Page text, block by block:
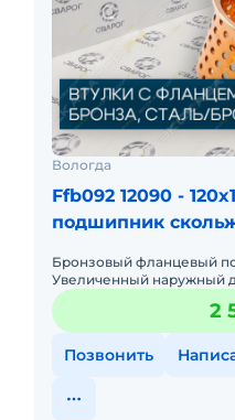
Вологда
Ffb092 12090 -
подшипник
Бронзовый фланцевый
Увеличенный наружный
распределения осевой
2
Позвонить